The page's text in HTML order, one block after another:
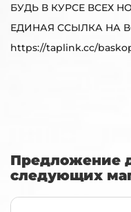
БУДЬ В КУРСЕ ВСЕХ
ЕДИНАЯ ССЫЛКА НА
https://taplink.cc/
Предложение
следующих